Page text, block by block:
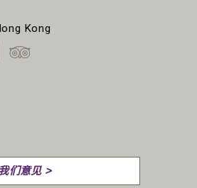
Kong
们意见 >